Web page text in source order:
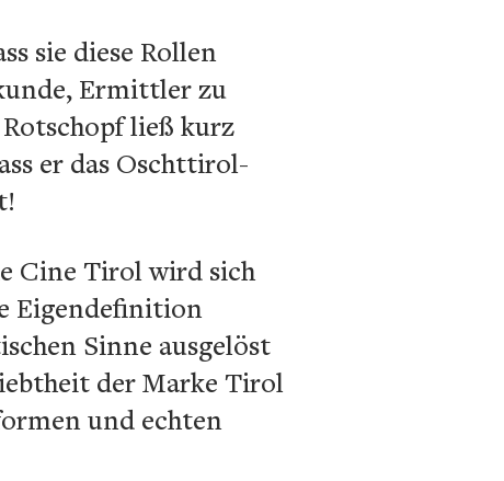
sie diese Rollen
Ermittler zu
ließ kurz
er das Oschttirol-
Cine Tirol wird sich
Eigendefinition
Sinne ausgelöst
der Marke Tirol
und echten